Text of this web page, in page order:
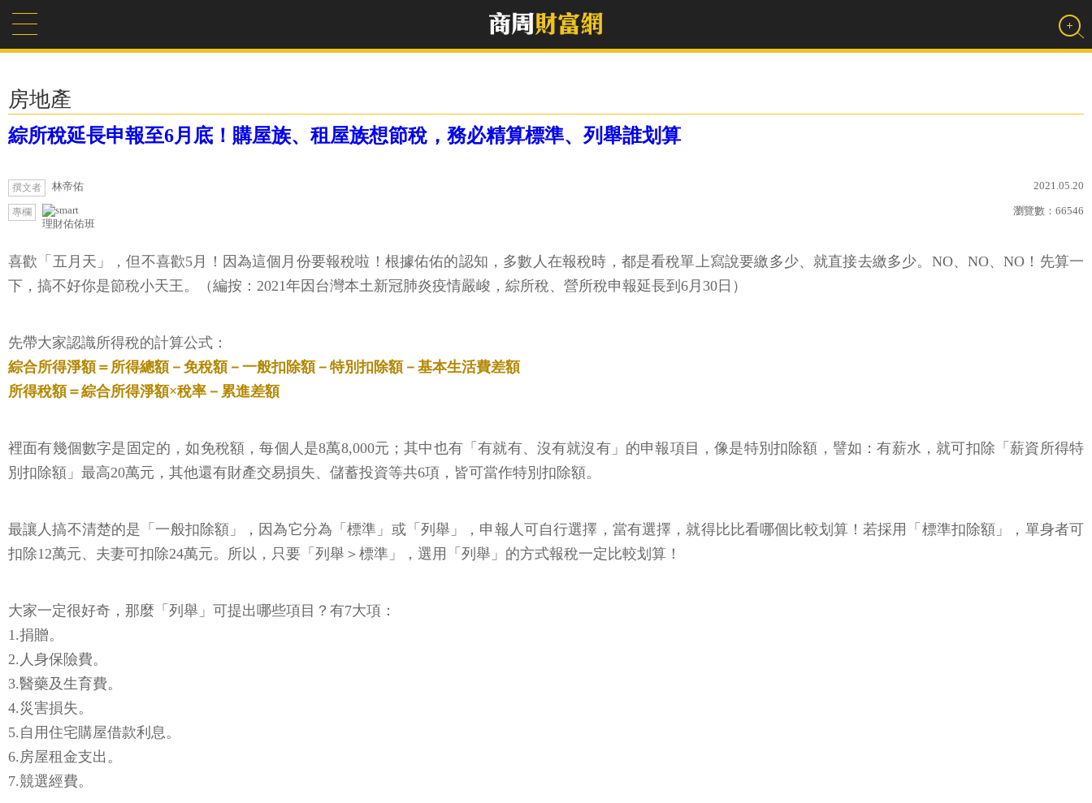
房地產
綜所稅延長申報至6月底！購屋族、租屋族想節稅，務必精算標準、列舉誰划算
撰文者 林帝佑 2021.05.20
專欄
理財佑佑班
瀏覽數： 66546
喜歡「五月天」，但不喜歡5月！因為這個月份要報稅啦！根據佑佑的認知，多數人在報稅時，都是看稅單上寫說要繳多少、就直接去繳多少。NO、NO、NO！先算一
下，搞不好你是節稅小天王。（編按：2021年因台灣本土新冠肺炎疫情嚴峻，綜所稅、營所稅申報延長到6月30日）
先帶大家認識所得稅的計算公式：
綜合所得淨額＝所得總額－免稅額－一般扣除額－特別扣除額－基本生活費差額
所得稅額＝綜合所得淨額×稅率－累進差額
裡面有幾個數字是固定的，如免稅額，每個人是8萬8,000元；其中也有「有就有、沒有就沒有」的申報項目，像是特別扣除額，譬如：有薪水，就可扣除「薪資所得特
別扣除額」最高20萬元，其他還有財產交易損失、儲蓄投資等共6項，皆可當作特別扣除額。
最讓人搞不清楚的是「一般扣除額」，因為它分為「標準」或「列舉」，申報人可自行選擇，當有選擇，就得比比看哪個比較划算！若採用「標準扣除額」，單身者可
扣除12萬元、夫妻可扣除24萬元。所以，只要「列舉＞標準」，選用「列舉」的方式報稅一定比較划算！
大家一定很好奇，那麼「列舉」可提出哪些項目？有7大項：
1.捐贈。
2.人身保險費。
3.醫藥及生育費。
4.災害損失。
5.自用住宅購屋借款利息。
6.房屋租金支出。
7.競選經費。